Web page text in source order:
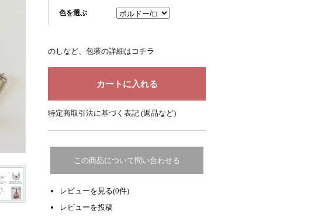
色を選ぶ
のしなど、包装の詳細はコチラ
特定商取引法に基づく表記 (返品など)
この商品について問い合わせる
レビューを見る(0件)
レビューを投稿